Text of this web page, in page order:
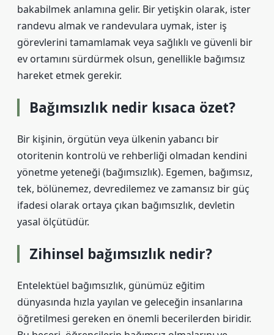
bakabilmek anlamına gelir. Bir yetişkin olarak, ister
randevu almak ve randevulara uymak, ister iş
görevlerini tamamlamak veya sağlıklı ve güvenli bir
ev ortamını sürdürmek olsun, genellikle bağımsız
hareket etmek gerekir.
Bağımsızlık nedir kısaca özet?
Bir kişinin, örgütün veya ülkenin yabancı bir
otoritenin kontrolü ve rehberliği olmadan kendini
yönetme yeteneği (bağımsızlık). Egemen, bağımsız,
tek, bölünemez, devredilemez ve zamansız bir güç
ifadesi olarak ortaya çıkan bağımsızlık, devletin
yasal ölçütüdür.
Zihinsel bağımsızlık nedir?
Entelektüel bağımsızlık, günümüz eğitim
dünyasında hızla yayılan ve geleceğin insanlarına
öğretilmesi gereken en önemli becerilerden biridir.